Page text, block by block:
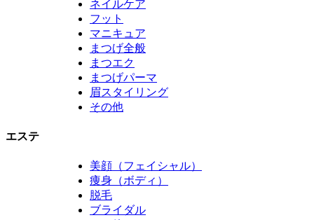
ネイルケア
フット
マニキュア
まつげ全般
まつエク
まつげパーマ
眉スタイリング
その他
エステ
美顔（フェイシャル）
痩身（ボディ）
脱毛
ブライダル